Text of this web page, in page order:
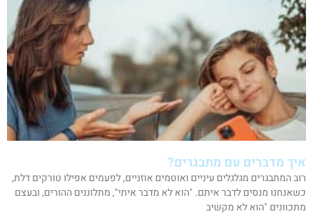
איך מדברים עם מתבגרים?
רוב המתבגרים מגלגלים עיניים ואוטמים אוזניים, לפעמים אפילו טורקים דלת,
כשאנחנו מנסים לדבר איתם. "הוא לא מדבר איתי", מתלוננים ההורים, ובעצם
מתכוונים "הוא לא מקשיב